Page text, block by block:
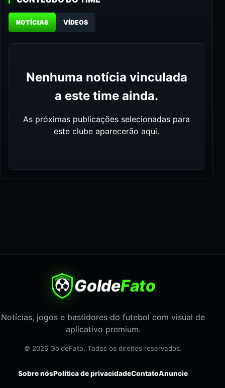
NOTÍCIAS VÍDEOS
Nenhuma notícia vinculada
a este time ainda.
As próximas publicações selecionadas para
este clube aparecerão aqui.
GoldeFato
Notícias, jogos e bastidores do futebol com visual de
aplicativo premium.
© 2026 GoldeFato. Todos os direitos reservados.
Sobre nósPolítica de privacidadeContatoAnuncie